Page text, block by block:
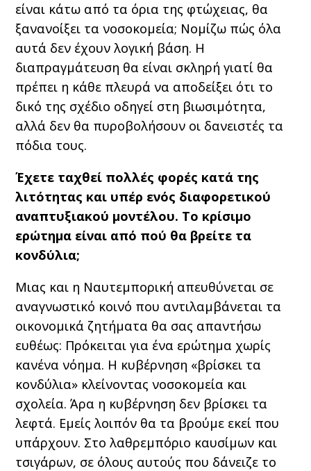
είναι κάτω από τα όρια της φτώχειας, θα
ξανανοίξει τα νοσοκομεία; Νομίζω πώς όλα
αυτά δεν έχουν λογική βάση. Η
διαπραγμάτευση θα είναι σκληρή γιατί θα
πρέπει η κάθε πλευρά να αποδείξει ότι το
δικό της σχέδιο οδηγεί στη βιωσιμότητα,
αλλά δεν θα πυροβολήσουν οι δανειστές τα
πόδια τους.
Έχετε ταχθεί πολλές φορές κατά της
λιτότητας και υπέρ ενός διαφορετικού
αναπτυξιακού μοντέλου. Το κρίσιμο
ερώτημα είναι από πού θα βρείτε τα
κονδύλια;
Μιας και η Ναυτεμπορική απευθύνεται σε
αναγνωστικό κοινό που αντιλαμβάνεται τα
οικονομικά ζητήματα θα σας απαντήσω
ευθέως: Πρόκειται για ένα ερώτημα χωρίς
κανένα νόημα. Η κυβέρνηση «βρίσκει τα
κονδύλια» κλείνοντας νοσοκομεία και
σχολεία. Άρα η κυβέρνηση δεν βρίσκει τα
λεφτά. Εμείς λοιπόν θα τα βρούμε εκεί που
υπάρχουν. Στο λαθρεμπόριο καυσίμων και
τσιγάρων, σε όλους αυτούς που δάνειζε το